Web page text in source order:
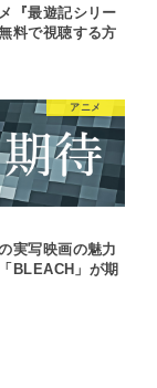
『最遊記シリー
料で視聴する方
アニメ
実写映画の魅力
BLEACH」が期